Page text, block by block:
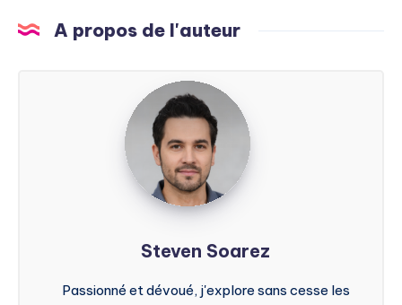
A propos de l'auteur
Steven
Soarez
Steven Soarez
Passionné et dévoué, j'explore sans cesse les